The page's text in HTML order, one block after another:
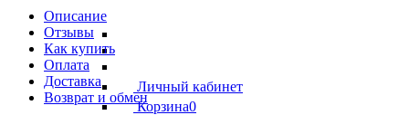
Личный кабинет
Корзина0
Описание
Отзывы
Как купить
Оплата
Доставка
Возврат и обмен